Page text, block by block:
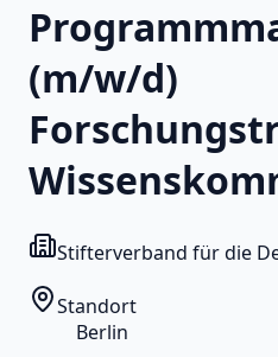
(m/w/d)
Stifterverband für die
Standort
Berlin